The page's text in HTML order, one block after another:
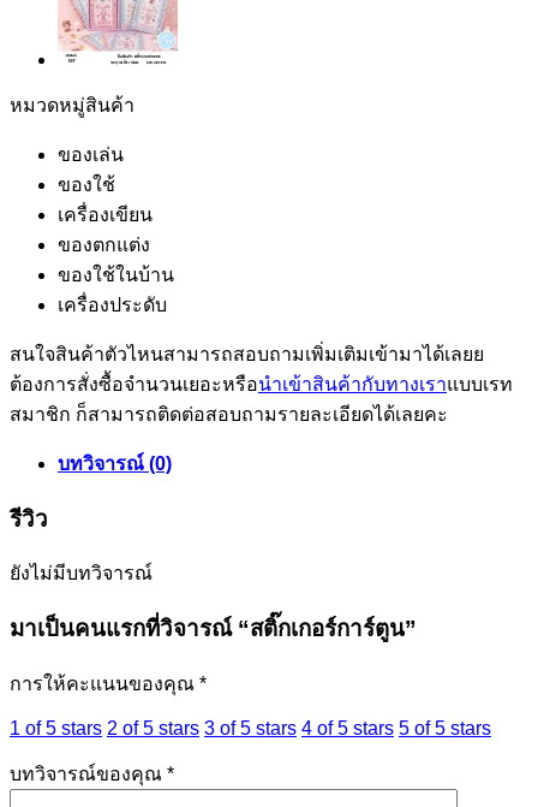
หมวดหมู่สินค้า
ของเล่น
ของใช้
เครื่องเขียน
ของตกแต่ง
ของใช้ในบ้าน
เครื่องประดับ
สนใจสินค้าตัวไหนสามารถสอบถามเพิ่มเติมเข้ามาได้เลยย
ต้องการสั่งซื้อจำนวนเยอะหรือนำเข้าสินค้ากับทางเราแบบเรท
สมาชิก ก็สามารถติดต่อสอบถามรายละเอียดได้เลยคะ
บทวิจารณ์ (0)
รีวิว
ยังไม่มีบทวิจารณ์
มาเป็นคนแรกที่วิจารณ์ “สติ๊กเกอร์การ์ตูน”
การให้คะแนนของคุณ *
1 of 5 stars 2 of 5 stars 3 of 5 stars 4 of 5 stars 5 of 5 stars
บทวิจารณ์ของคุณ *